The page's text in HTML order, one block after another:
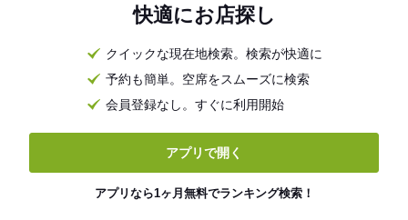
快適にお店探し
クイックな現在地検索。検索が快適に
予約も簡単。空席をスムーズに検索
会員登録なし。すぐに利用開始
アプリで開く
アプリなら1ヶ月無料でランキング検索！